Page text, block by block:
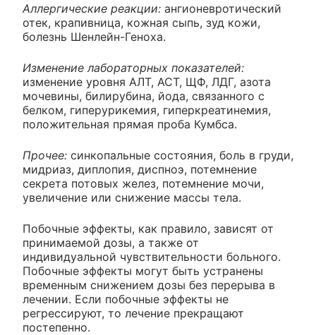
Аллергические реакции: ангионевротический
отек, крапивница, кожная сыпь, зуд кожи,
болезнь Шенлейн-Геноха.
Изменение лабораторных показателей:
изменение уровня АЛТ, АСТ, ЩФ, ЛДГ, азота
мочевины, билирубина, йода, связанного с
белком, гиперурикемия, гиперкреатинемия,
положительная прямая проба Кумбса.
Прочее: синкопальные состояния, боль в груди,
мидриаз, диплопия, диспноэ, потемнение
секрета потовых желез, потемнение мочи,
увеличение или снижение массы тела.
Побочные эффекты, как правило, зависят от
принимаемой дозы, а также от
индивидуальной чувствительности больного.
Побочные эффекты могут быть устранены
временным снижением дозы без перерыва в
лечении. Если побочные эффекты не
регрессируют, то лечение прекращают
постепенно.